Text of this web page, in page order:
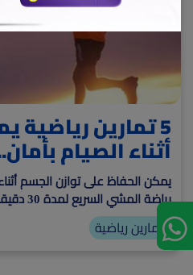
5 تمارين
أثناء الصيام
يمكن الحفاظ على توازن الجسم
رياضة المشي السريع لمدة 30 دقيقة.
تمارين رياضية